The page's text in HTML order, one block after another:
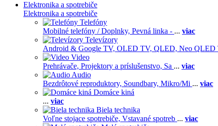
Elektronika a spotrebiče
Elektronika a spotrebiče
Telefóny
Mobilné telefóny / Doplnky, Pevná linka - ... viac
Televízory
Android & Google TV, OLED TV, QLED, Neo QLED
Video
Prehrávače, Projektory a príslušenstvo, Sa ... viac
Audio
Bezdrôtové reproduktory, Soundbary, Mikro/Mi ... viac
Domáce kiná
... viac
Biela technika
Voľne stojace spotrebiče, Vstavané spotreb ... viac